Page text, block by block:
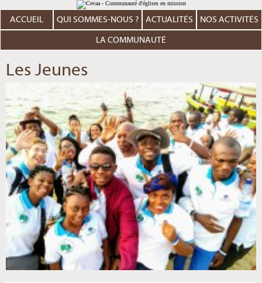
au
contenu.
Aller
personnels
ACCUEIL QUI SOMMES-NOUS ? ACTUALITÉS NOS ACTIVITÉS
LA COMMUNAUTÉ
Les Jeunes